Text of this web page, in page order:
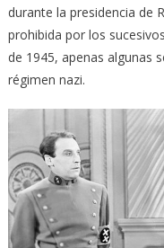
durante la presidencia de
prohibida por los
de 1945, apenas algunas
régimen nazi.